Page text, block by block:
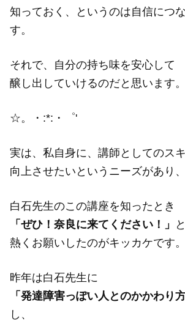
知っておく、というのは自信につ
す。
それで、自分の持ち味を安心して
醸し出していけるのだと思います。
☆。・:*:・゜'
実は、私自身に、講師としてのス
向上させたいというニーズがあり、
白石先生のこの講座を知ったとき
「ぜひ！奈良に来てください！」
と
熱くお願いしたのがキッカケです。
昨年は白石先生に
「発達障害っぽい人とのかかわり方
し、